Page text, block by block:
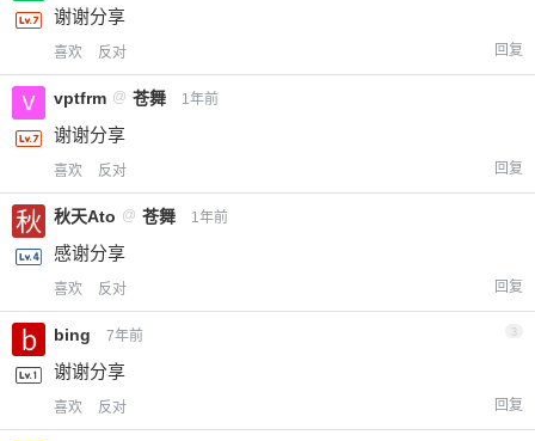
谢谢分享
喜欢 反对 回复
vptfrm @ 苍舞 1年前
谢谢分享
喜欢 反对 回复
秋天Ato @ 苍舞 1年前
感谢分享
喜欢 反对 回复
bing 7年前 3
谢谢分享
喜欢 反对 回复